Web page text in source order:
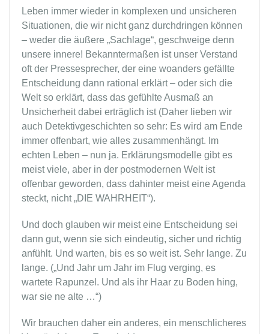
Leben immer wieder in komplexen und unsicheren
Situationen, die wir nicht ganz durchdringen können
– weder die äußere „Sachlage“, geschweige denn
unsere innere! Bekanntermaßen ist unser Verstand
oft der Pressesprecher, der eine woanders gefällte
Entscheidung dann rational erklärt – oder sich die
Welt so erklärt, dass das gefühlte Ausmaß an
Unsicherheit dabei erträglich ist (Daher lieben wir
auch Detektivgeschichten so sehr: Es wird am Ende
immer offenbart, wie alles zusammenhängt. Im
echten Leben – nun ja. Erklärungsmodelle gibt es
meist viele, aber in der postmodernen Welt ist
offenbar geworden, dass dahinter meist eine Agenda
steckt, nicht „DIE WAHRHEIT“).
Und doch glauben wir meist eine Entscheidung sei
dann gut, wenn sie sich eindeutig, sicher und richtig
anfühlt. Und warten, bis es so weit ist. Sehr lange. Zu
lange. („Und Jahr um Jahr im Flug verging, es
wartete Rapunzel. Und als ihr Haar zu Boden hing,
war sie ne alte …“)
Wir brauchen daher ein anderes, ein menschlicheres